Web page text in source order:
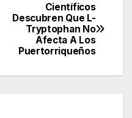
Científicos
Descubren Que L-
Tryptophan No
Afecta A Los
Puertorriqueños